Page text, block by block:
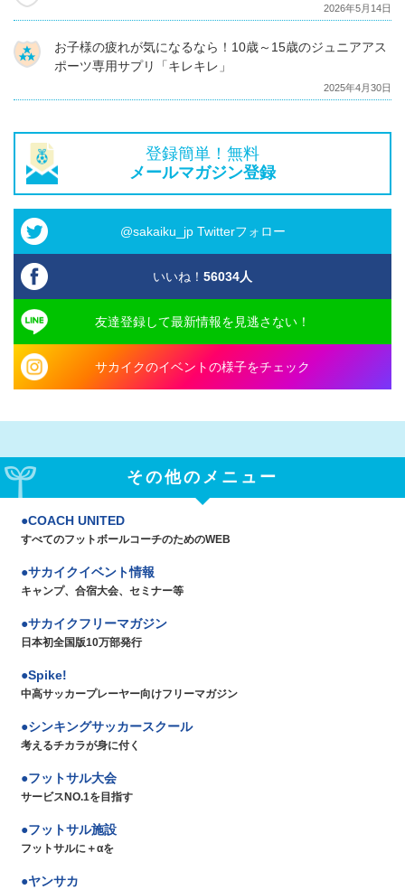
2026年5月14日
お子様の疲れが気になるなら！10歳～15歳のジュニアアス
ポーツ専用サプリ「キレキレ」
2025年4月30日
登録簡単！無料
メールマガジン登録
@sakaiku_jp Twitterフォロー
いいね！ 56034人
友達登録して最新情報を見逃さない！
サカイクのイベントの様子をチェック
その他のメニュー
COACH UNITED
すべてのフットボールコーチのためのWEB
サカイクイベント情報
キャンプ、合宿大会、セミナー等
サカイクフリーマガジン
日本初全国版10万部発行
Spike!
中高サッカープレーヤー向けフリーマガジン
シンキングサッカースクール
考えるチカラが身に付く
フットサル大会
サービスNO.1を目指す
フットサル施設
フットサルに＋αを
ヤンサカ